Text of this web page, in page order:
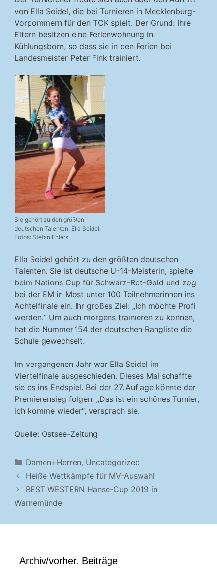
von Ella Seidel, die bei Turnieren in Mecklenburg-
Vorpommern für den TCK spielt. Der Grund: Ihre
Eltern besitzen eine Ferienwohnung in
Kühlungsborn, so dass sie in den Ferien bei
Landesmeister Peter Fink trainiert.
Sie gehört zu den größten
deutschen Talenten: Ella Seidel.
Fotos: Stefan Ehlers
Ella Seidel gehört zu den größten deutschen
Talenten. Sie ist deutsche U-14-Meisterin, spielte
beim Nations Cup für Schwarz-Rot-Gold und zog
bei der EM in Most unter 100 Teilnehmerinnen ins
Achtelfinale ein. Ihr großes Ziel: „Ich möchte Profi
werden.“ Um auch morgens trainieren zu können,
hat die Nummer 154 der deutschen Rangliste die
Schule gewechselt.
Im vergangenen Jahr war Ella Seidel im
Viertelfinale ausgeschieden. Dieses Mal schaffte
sie es ins Endspiel. Bei der 27. Auflage könnte der
Premierensieg folgen. „Das ist ein schönes Turnier,
ich komme wieder“, versprach sie.
Quelle: Ostsee-Zeitung
Kategorien
Damen+Herren, Uncategorized
Heiße Wettkämpfe für MV-Auswahl
BEST WESTERN Hanse-Cup 2019 in
Warnemünde
Archiv/vorher. Beiträge